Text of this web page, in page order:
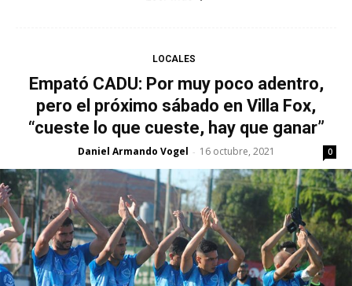
LOCALES
Empató CADU: Por muy poco adentro,
pero el próximo sábado en Villa Fox,
“cueste lo que cueste, hay que ganar”
Daniel Armando Vogel - 16 octubre, 2021 0